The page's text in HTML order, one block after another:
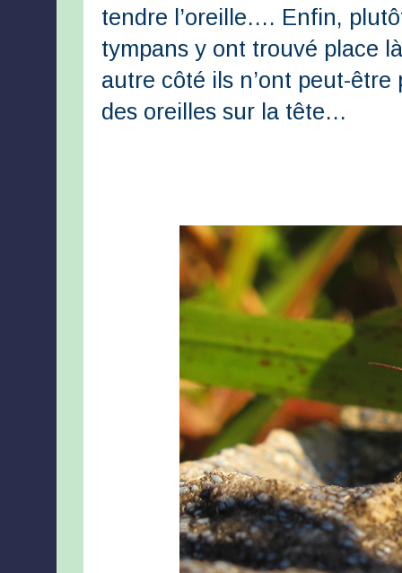
tendre l’oreille…. Enfin,
tympans y ont trouvé place
autre côté ils n’ont peut-
des oreilles sur la tête…